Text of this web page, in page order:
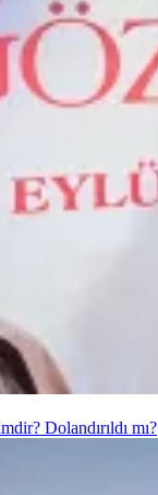
Dolandırıldı mı?